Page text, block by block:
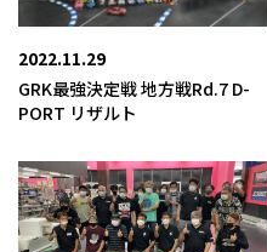
2022.11.29
GRK最強決定戦 地方戦Rd.7 D-
PORT リザルト